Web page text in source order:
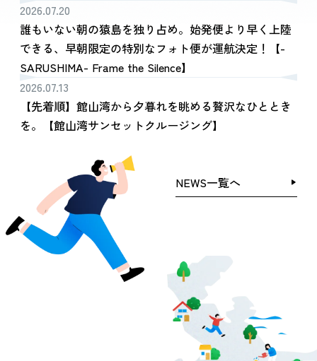
2026.07.20
誰もいない朝の猿島を独り占め。始発便より早く上陸
できる、早朝限定の特別なフォト便が運航決定！【-
SARUSHIMA- Frame the Silence】
2026.07.13
【先着順】館山湾から夕暮れを眺める贅沢なひととき
を。【館山湾サンセットクルージング】
NEWS一覧へ